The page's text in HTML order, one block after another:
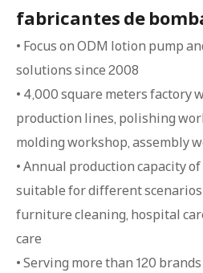
fabricantes de
• Focus on ODM lotion pump
solutions since 2008
• 4,000 square meters factory
production lines, polishing
molding workshop, assembly
• Annual production capacity
suitable for different scenarios
furniture cleaning, hospital
care
• Serving more than 120